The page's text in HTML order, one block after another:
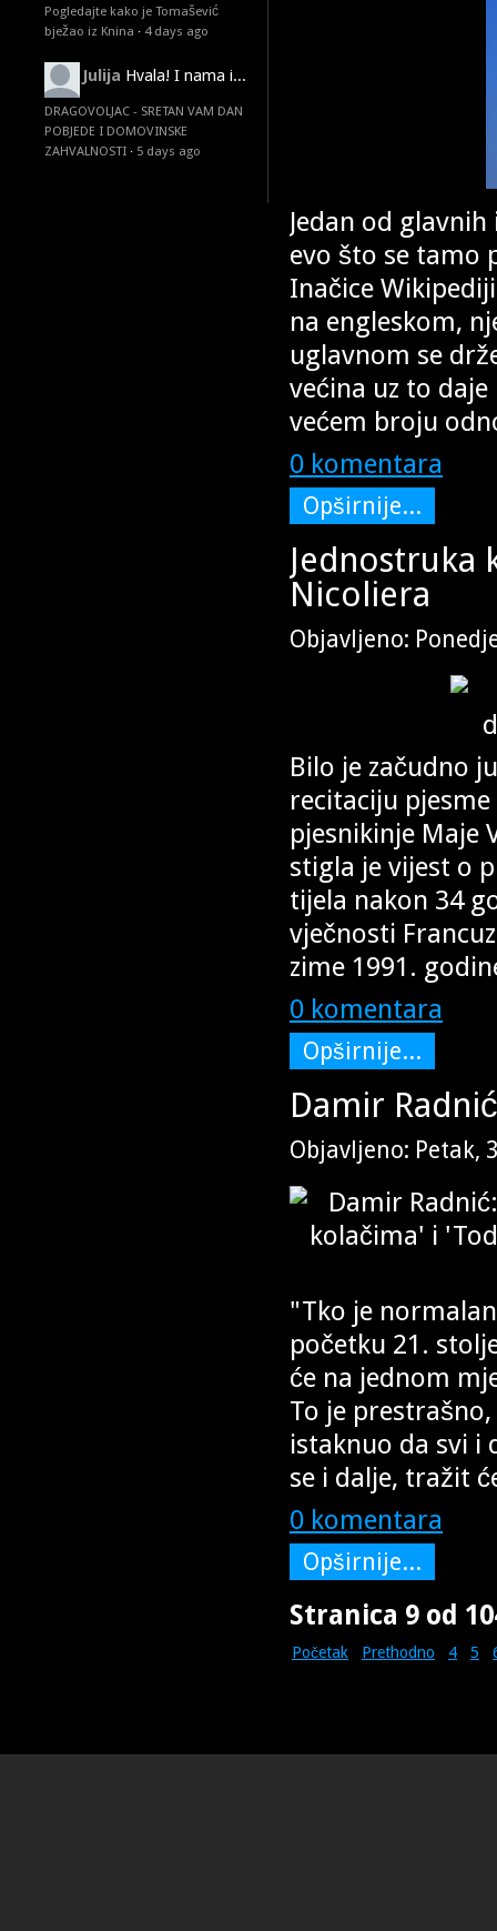
Pogledajte kako je Tomašević
bježao iz Knina · 4 days ago
Julija Hvala! I nama i...
DRAGOVOLJAC - SRETAN VAM DAN
POBJEDE I DOMOVINSKE
ZAHVALNOSTI · 5 days ago
Jedan od
evo što se tamo
Inačice
na engleskom,
uglavnom se
većina uz to
većem broju
0 komentara
Opširnije...
Jednostruka
Nicoliera
Objavljeno:
Bilo je začudno
recitaciju
pjesnikinje Maje
stigla je vijest o
tijela nakon 34
vječnosti
zime 1991.
0 komentara
Opširnije...
Damir
Objavljeno: Petak,
"Tko je
početku 21.
će na jednom
To je
istaknuo da svi i
se i dalje, tražit
0 komentara
Opširnije...
Stranica 9 od
Početak Prethodno 4 5